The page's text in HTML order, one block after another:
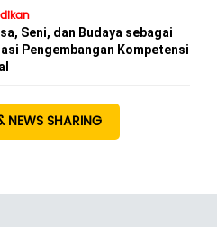
Seni, dan Budaya sebagai
Pengembangan Kompetensi
NEWS SHARING